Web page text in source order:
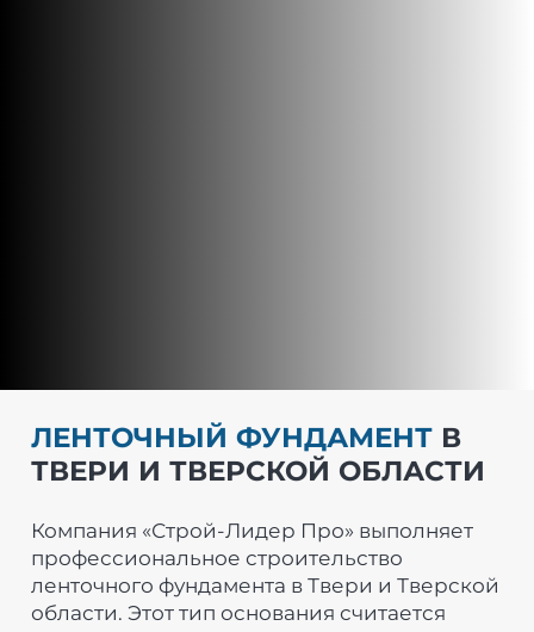
ЛЕНТОЧНЫЙ ФУНДАМЕНТВ
ТВЕРИ И ТВЕРСКОЙ ОБЛАСТИ
Компания «Строй-Лидер Про» выполняет
профессиональное строительство
ленточного фундамента в Твери и Тверской
области. Этот тип основания считается